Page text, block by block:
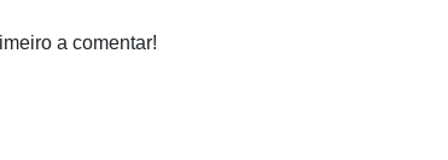
a comentar!